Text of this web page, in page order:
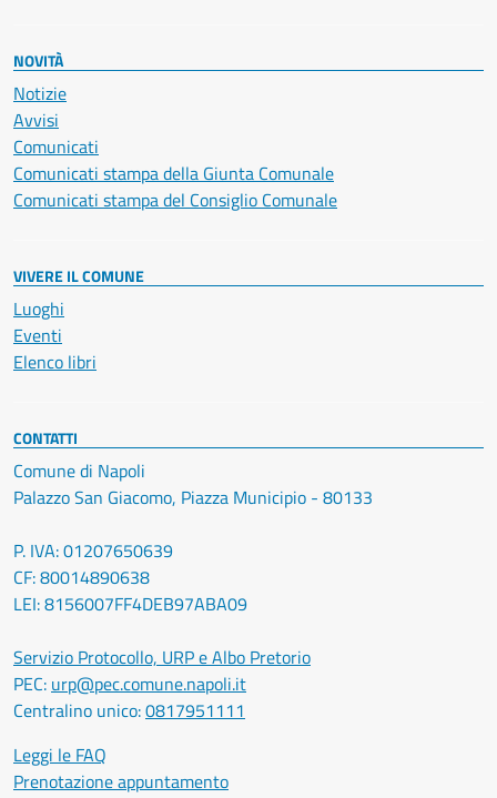
NOVITÀ
Notizie
Avvisi
Comunicati
Comunicati stampa della Giunta Comunale
Comunicati stampa del Consiglio Comunale
VIVERE IL COMUNE
Luoghi
Eventi
Elenco libri
CONTATTI
Comune di Napoli
Palazzo San Giacomo, Piazza Municipio - 80133
P. IVA: 01207650639
CF: 80014890638
LEI: 8156007FF4DEB97ABA09
Servizio Protocollo, URP e Albo Pretorio
PEC: urp@pec.comune.napoli.it
Centralino unico:0817951111
Leggi le FAQ
Prenotazione appuntamento